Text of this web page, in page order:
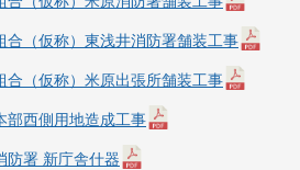
合（仮称）東浅井消防署舗装工事
合（仮称）米原出張所舗装工事
部西側用地造成工事
防署 新庁舎什器